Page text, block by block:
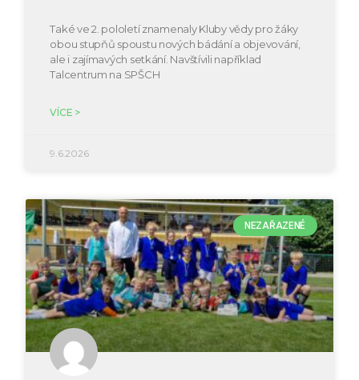
Také ve 2. pololetí znamenaly Kluby vědy pro žáky
obou stupňů spoustu nových bádání a objevování,
ale i zajímavých setkání. Navštívili například
Talcentrum na SPŠCH
VÍCE >
9.6.2026
NEZAŘAZENÉ